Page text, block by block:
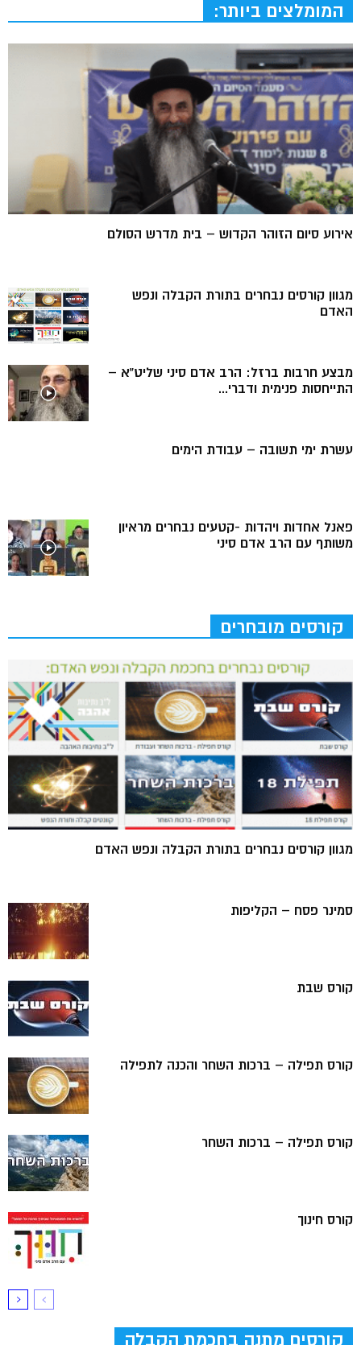
המומלצים ביותר:
אירוע סיום הזוהר הקדוש – בית מדרש הסולם
מגוון קורסים נבחרים בתורת הקבלה ונפש
האדם
מבצע חרבות ברזל: הרב אדם סיני שליט”א –
התייחסות פנימית ודברי...
עשרת ימי תשובה – עבודת הימים
פאנל אחדות ויהדות -קטעים נבחרים מראיון
משותף עם הרב אדם סיני
קורסים מובחרים
מגוון קורסים נבחרים בתורת הקבלה ונפש האדם
סמינר פסח – הקליפות
קורס שבת
קורס תפילה – ברכות השחר והכנה לתפילה
קורס תפילה – ברכות השחר
קורס חינוך
קורסים מתנה בחכמת הקבלה